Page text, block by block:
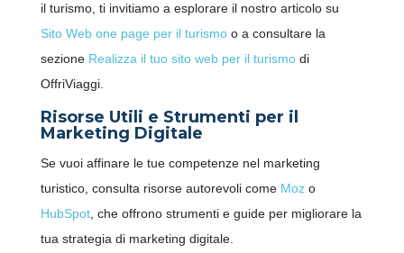
il turismo, ti invitiamo a esplorare il nostro articolo su
Sito Web one page per il turismoo a consultare la
sezione Realizza il tuo sito web per il turismodi
OffriViaggi.
Risorse Utili e Strumenti per il
Marketing Digitale
Se vuoi affinare le tue competenze nel marketing
turistico, consulta risorse autorevoli come Mozo
HubSpot, che offrono strumenti e guide per migliorare la
tua strategia di marketing digitale.